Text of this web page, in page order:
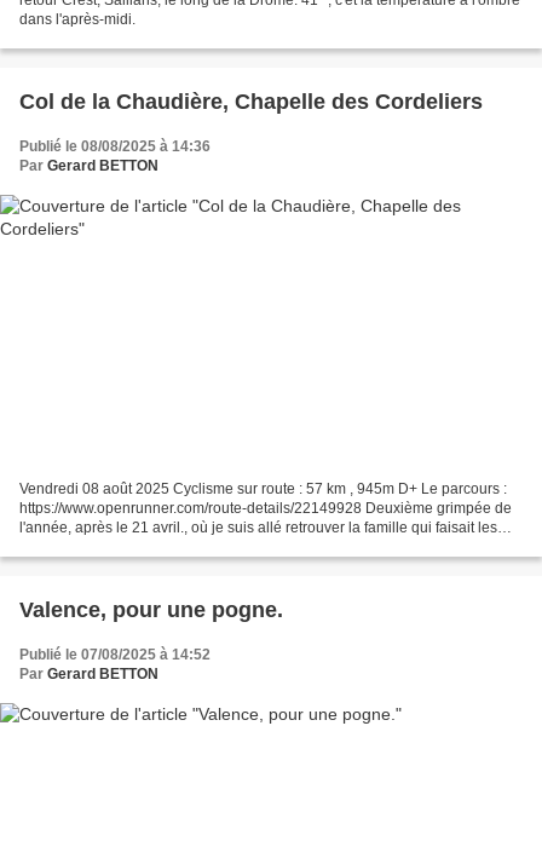
dans l'après-midi.
Col de la Chaudière, Chapelle des Cordeliers
Publié le 08/08/2025 à 14:36
Par Gerard BETTON
Vendredi 08 août 2025 Cyclisme sur route : 57 km , 945m D+ Le parcours :
https://www.openrunner.com/route-details/22149928 Deuxième grimpée de
l'année, après le 21 avril., où je suis allé retrouver la famille qui faisait les
Valence, pour une pogne.
Publié le 07/08/2025 à 14:52
Par Gerard BETTON